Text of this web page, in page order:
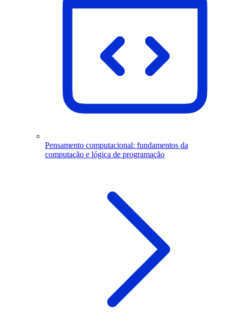
Pensamento computacional: fundamentos da
computação e lógica de programação